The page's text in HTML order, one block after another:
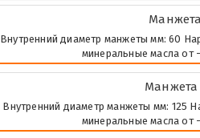
Внутренний диаметр манжеты мм: 60
минеральные масла от
Манжета
Внутренний диаметр манжеты мм: 125
минеральные масла от